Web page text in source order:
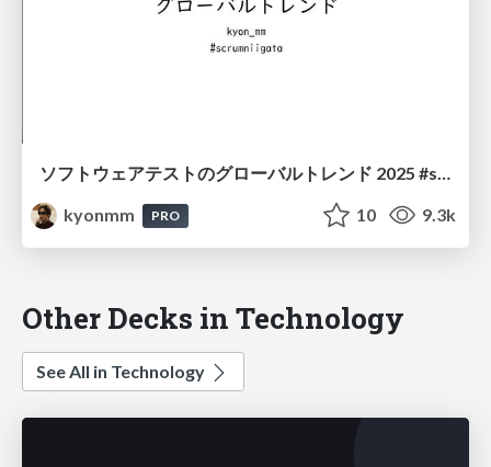
ソフトウェアテストのグローバルトレンド 2025 #scrumniigata / software-test global trend 2025
kyonmm
PRO 10 9.3k
Other Decks in Technology
See All in Technology